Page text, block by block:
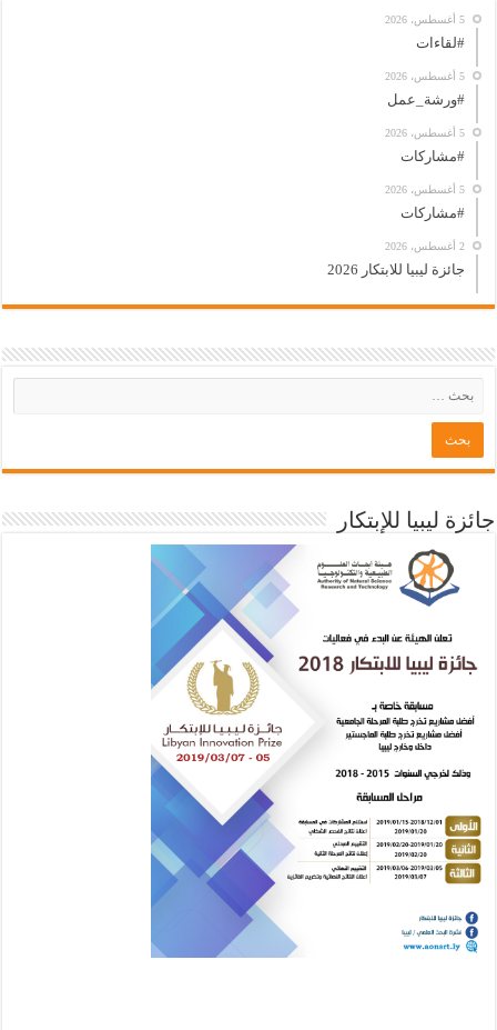
5 أغسطس، 2026
#لقاءات
5 أغسطس، 2026
#ورشة_عمل
5 أغسطس، 2026
#مشاركات
5 أغسطس، 2026
#مشاركات
2 أغسطس، 2026
جائزة ليبيا للابتكار 2026
جائزة ليبيا للإبتكار